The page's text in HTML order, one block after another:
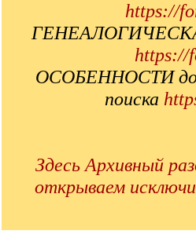
https://
https://
ОСОБЕННОСТИ
поиска
Здесь Архивный
открываем